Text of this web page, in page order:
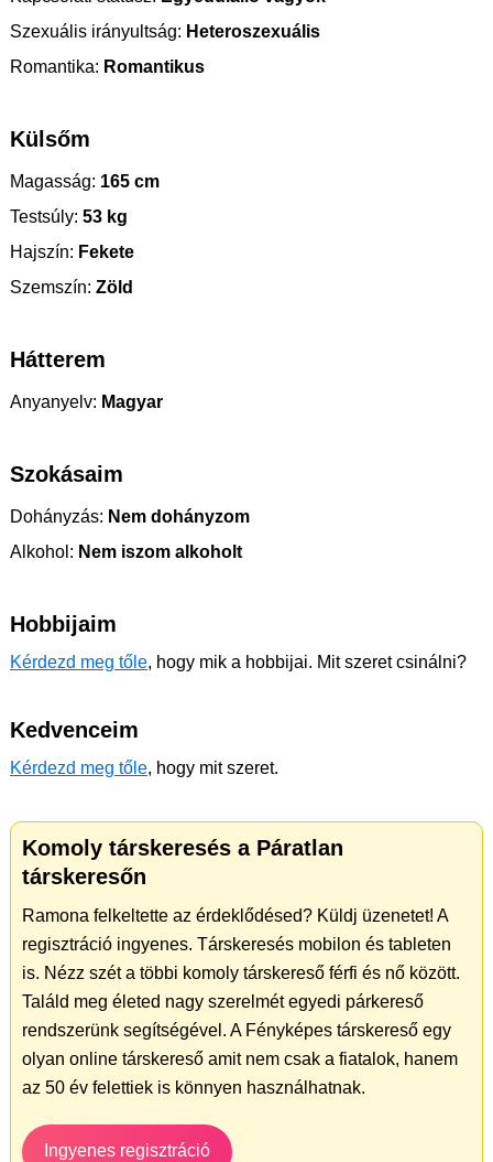
Szexuális irányultság: Heteroszexuális
Romantika: Romantikus
Külsőm
Magasság: 165 cm
Testsúly: 53 kg
Hajszín: Fekete
Szemszín: Zöld
Hátterem
Anyanyelv: Magyar
Szokásaim
Dohányzás: Nem dohányzom
Alkohol: Nem iszom alkoholt
Hobbijaim
Kérdezd meg tőle, hogy mik a hobbijai. Mit szeret csinálni?
Kedvenceim
Kérdezd meg tőle, hogy mit szeret.
Komoly társkeresés a Páratlan
társkeresőn
Ramona felkeltette az érdeklődésed? Küldj üzenetet! A
regisztráció ingyenes. Társkeresés mobilon és tableten
is. Nézz szét a többi komoly társkereső férfi és nő között.
Találd meg életed nagy szerelmét egyedi párkereső
rendszerünk segítségével. A Fényképes társkereső egy
olyan online társkereső amit nem csak a fiatalok, hanem
az 50 év felettiek is könnyen használhatnak.
Ingyenes regisztráció